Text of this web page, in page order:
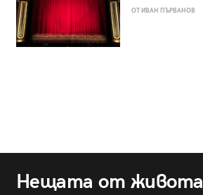
ОТ ИВАН ПЪРВАНОВ
Нещата от живота